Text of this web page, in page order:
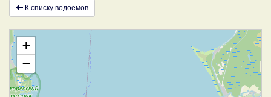
К списку водоемов
+
−